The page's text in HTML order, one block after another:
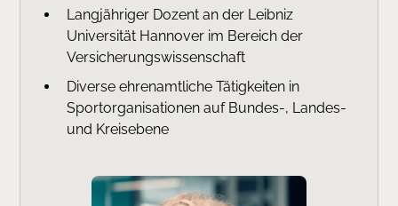
Langjähriger Dozent an der Leibniz
Universität Hannover im Bereich der
Versicherungswissenschaft
Diverse ehrenamtliche Tätigkeiten in
Sportorganisationen auf Bundes-, Landes-
und Kreisebene